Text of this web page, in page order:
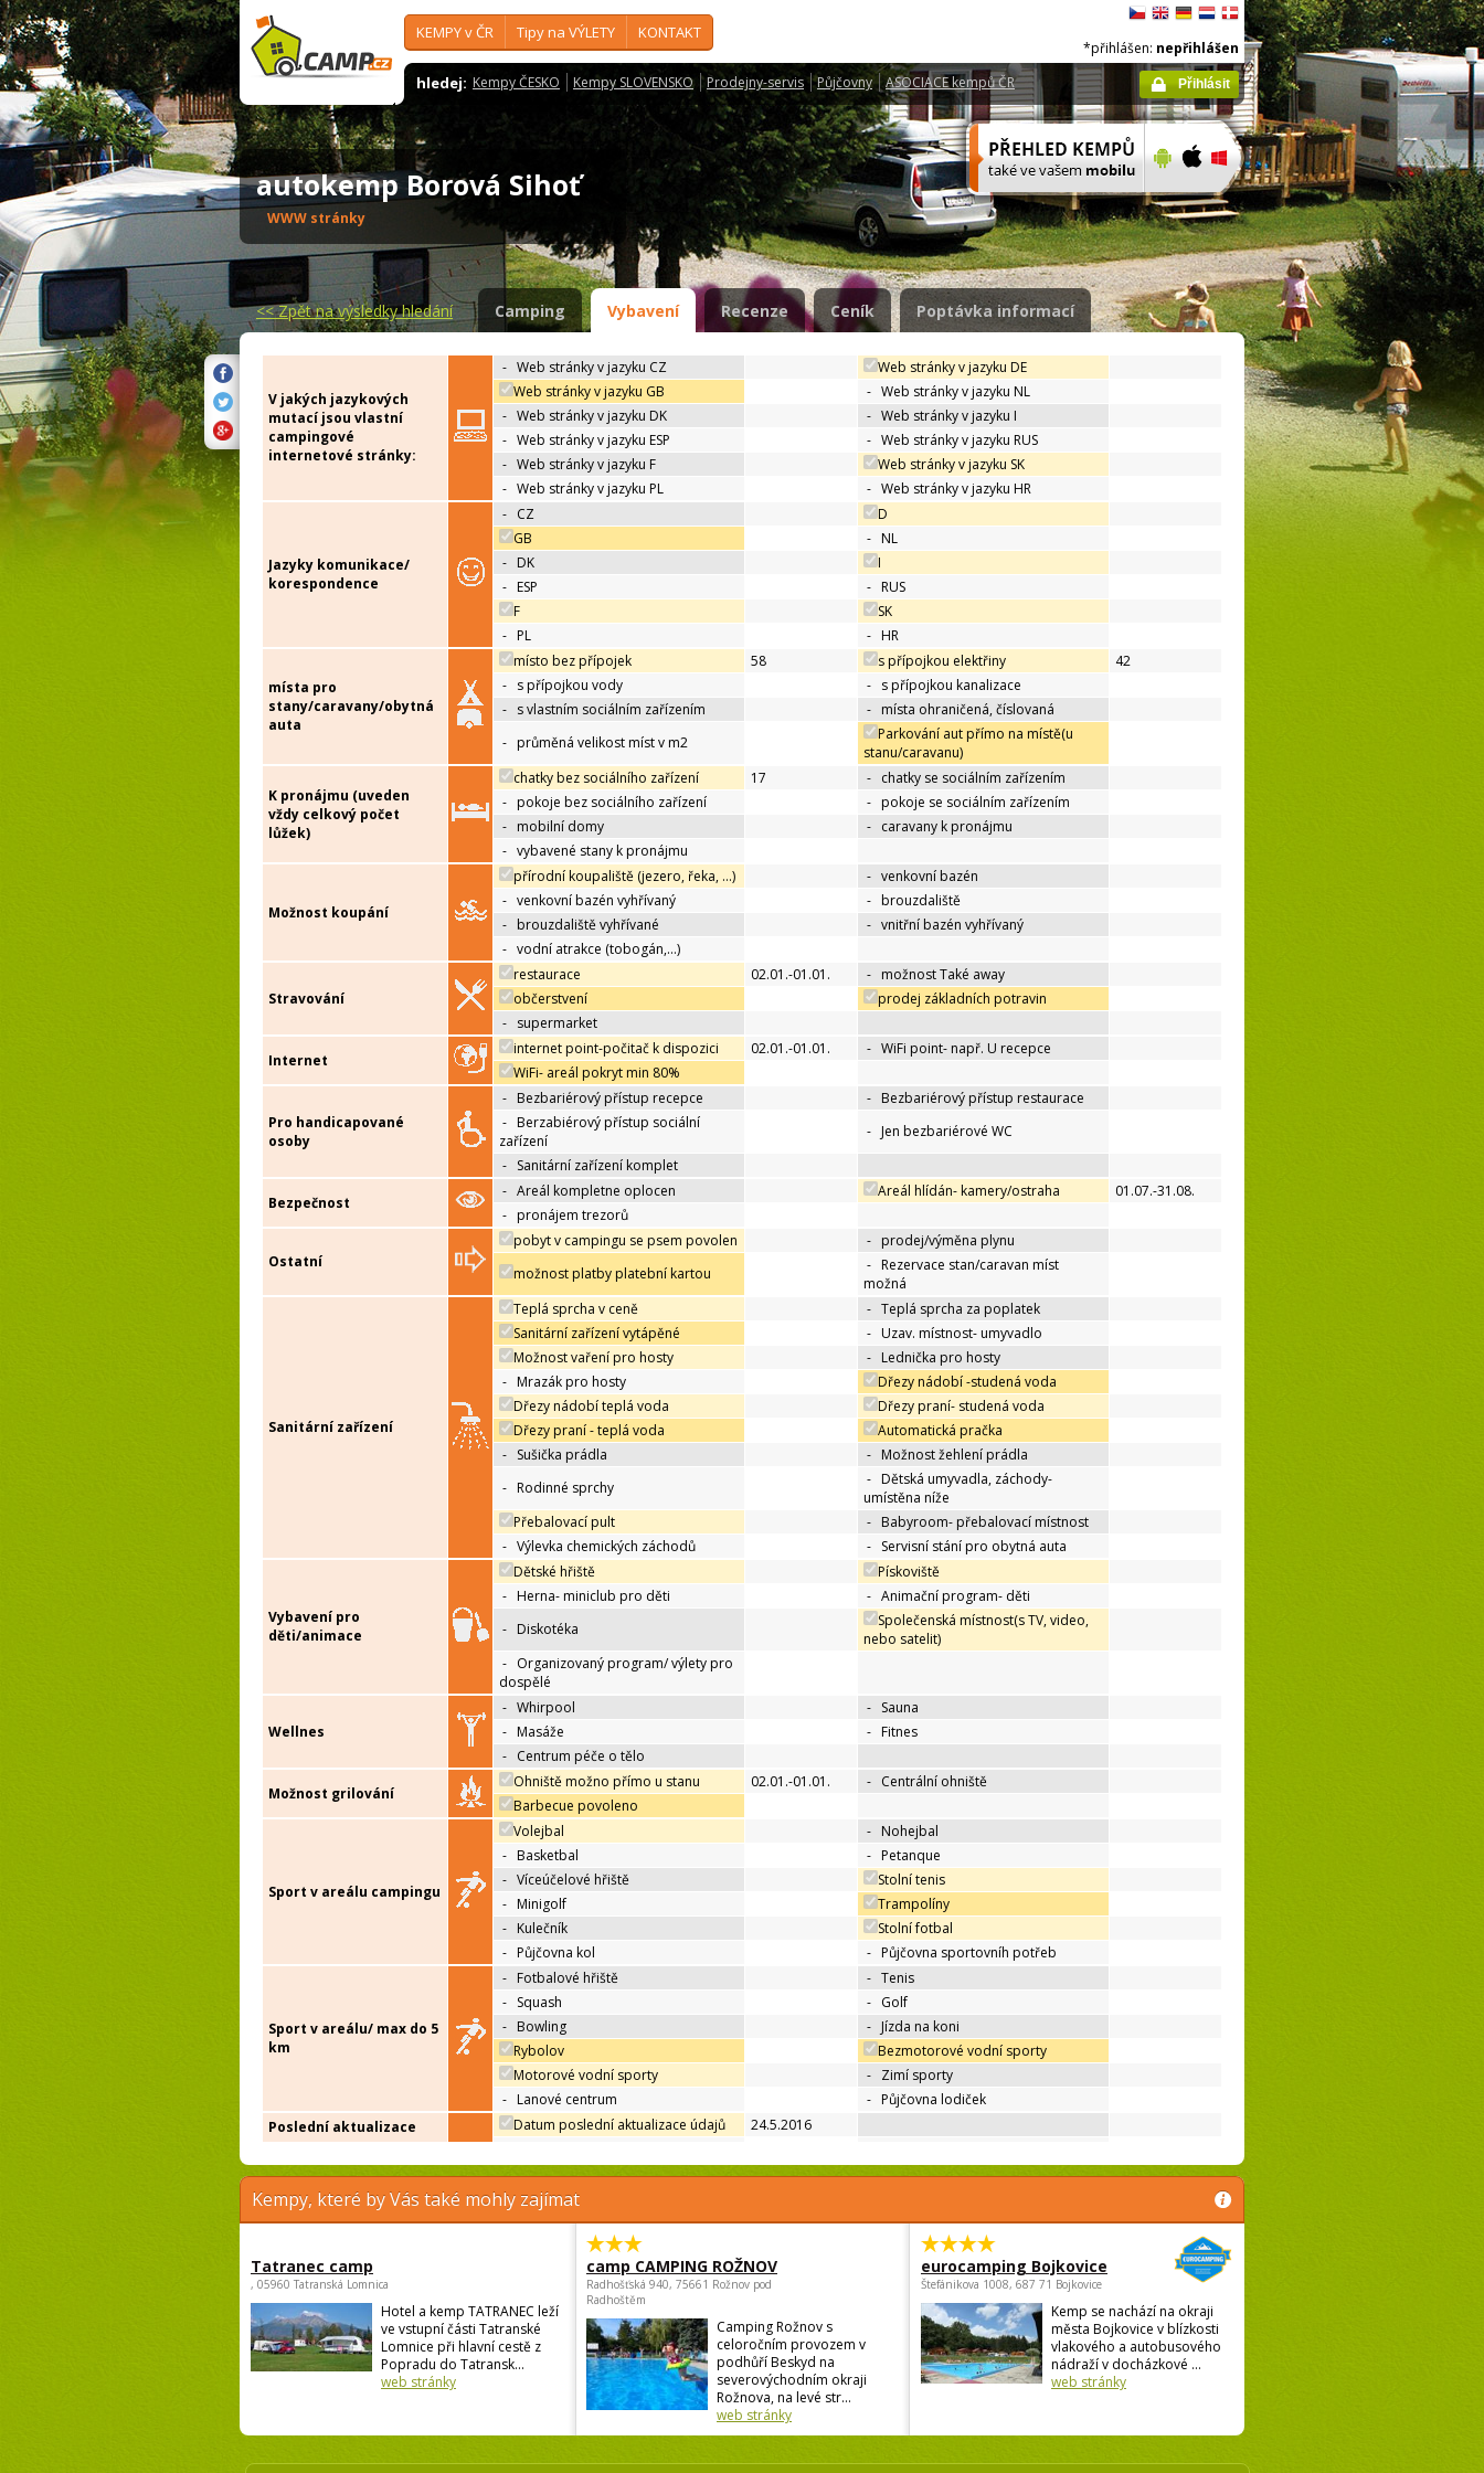
KEMPY v ČR Tipy na VÝLETY KONTAKT
hledej: Kempy ČESKO Kempy SLOVENSKO Prodejny-servis Půjčovny ASOCIACE kempů ČR
*přihlášen: nepřihlášen
Přihlásit
autokemp Borová Sihoť
WWW stránky
<<Zpět na výsledky hledání Camping Vybavení Recenze Ceník Poptávka informací
V jakých jazykových
mutací jsou vlastní
campingové
internetové stránky:
- Web stránky v jazyku CZ
Web stránky v jazyku DE
Web stránky v jazyku GB
- Web stránky v jazyku NL
- Web stránky v jazyku DK - Web stránky v jazyku I
- Web stránky v jazyku ESP - Web stránky v jazyku RUS
- Web stránky v jazyku F
Web stránky v jazyku SK
- Web stránky v jazyku PL - Web stránky v jazyku HR
Jazyky komunikace/
korespondence
- CZ
D
GB
- NL
- DK
I
- ESP - RUS
F
SK
- PL - HR
místa pro
stany/caravany/obytná
auta
místo bez přípojek 58 s přípojkou elektřiny
42
- s přípojkou vody - s přípojkou kanalizace
- s vlastním sociálním zařízením - místa ohraničená, číslovaná
- průměná velikost míst v m2
Parkování aut přímo na místě(u
stanu/caravanu)
K pronájmu (uveden
vždy celkový počet
lůžek)
chatky bez sociálního zařízení 17 - chatky se sociálním zařízením
- pokoje bez sociálního zařízení - pokoje se sociálním zařízením
- mobilní domy - caravany k pronájmu
- vybavené stany k pronájmu
Možnost koupání
přírodní koupaliště (jezero, řeka, …) - venkovní bazén
- venkovní bazén vyhřívaný - brouzdaliště
- brouzdaliště vyhřívané - vnitřní bazén vyhřívaný
- vodní atrakce (tobogán,…)
Stravování
restaurace 02.01.-01.01. - možnost Také away
občerstvení
prodej základních potravin
- supermarket
Internet
internet point-počitač k dispozici 02.01.-01.01. - WiFi point- např. U recepce
WiFi- areál pokryt min 80%
Pro handicapované
osoby
- Bezbariérový přístup recepce - Bezbariérový přístup restaurace
- Berzabiérový přístup sociální
zařízení
- Jen bezbariérové WC
- Sanitární zařízení komplet
Bezpečnost
- Areál kompletne oplocen Areál hlídán- kamery/ostraha
01.07.-31.08.
- pronájem trezorů
Ostatní
pobyt v campingu se psem povolen - prodej/výměna plynu
možnost platby platební kartou
- Rezervace stan/caravan míst
možná
Sanitární zařízení
Teplá sprcha v ceně - Teplá sprcha za poplatek
Sanitární zařízení vytápěné
- Uzav. místnost- umyvadlo
Možnost vaření pro hosty
- Lednička pro hosty
- Mrazák pro hosty
Dřezy nádobí -studená voda
Dřezy nádobí teplá voda
Dřezy praní- studená voda
Dřezy praní - teplá voda
Automatická pračka
- Sušička prádla - Možnost žehlení prádla
- Rodinné sprchy - Dětská umyvadla, záchody-
umístěna níže
Přebalovací pult
- Babyroom- přebalovací místnost
- Výlevka chemických záchodů - Servisní stání pro obytná auta
Vybavení pro
děti/animace
Dětské hřiště
Pískoviště
- Herna- miniclub pro děti - Animační program- děti
- Diskotéka
Společenská místnost(s TV, video,
nebo satelit)
- Organizovaný program/ výlety pro
dospělé
Wellnes
- Whirpool - Sauna
- Masáže - Fitnes
- Centrum péče o tělo
Možnost grilování
Ohniště možno přímo u stanu 02.01.-01.01. - Centrální ohniště
Barbecue povoleno
Sport v areálu campingu
Volejbal - Nohejbal
- Basketbal - Petanque
- Víceúčelové hřiště
Stolní tenis
- Minigolf
Trampolíny
- Kulečník
Stolní fotbal
- Půjčovna kol - Půjčovna sportovníh potřeb
Sport v areálu/ max do 5
km
- Fotbalové hřiště - Tenis
- Squash - Golf
- Bowling - Jízda na koni
Rybolov
Bezmotorové vodní sporty
Motorové vodní sporty
- Zimí sporty
- Lanové centrum - Půjčovna lodiček
Poslední aktualizace
Datum poslední aktualizace údajů 24.5.2016
Kempy, které by Vás také mohly zajímat
Tatranec camp
, 05960 Tatranská Lomnica
Hotel a kemp TATRANEC leží
ve vstupní části Tatranské
Lomnice při hlavní cestě z
Popradu do Tatransk...
web stránky
camp CAMPING ROŽNOV
Radhošťská 940, 75661 Rožnov pod
Radhoštěm
Camping Rožnov s
celoročním provozem v
podhůří Beskyd na
severovýchodním okraji
Rožnova, na levé str...
web stránky
eurocamping Bojkovice
Štefánikova 1008, 687 71 Bojkovice
Kemp se nachází na okraji
města Bojkovice v blízkosti
vlakového a autobusového
nádraží v docházkové ...
web stránky